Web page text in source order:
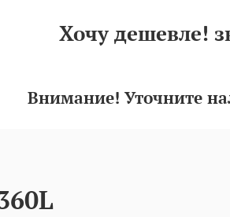
Хочу дешевле!
Внимание! Уточните